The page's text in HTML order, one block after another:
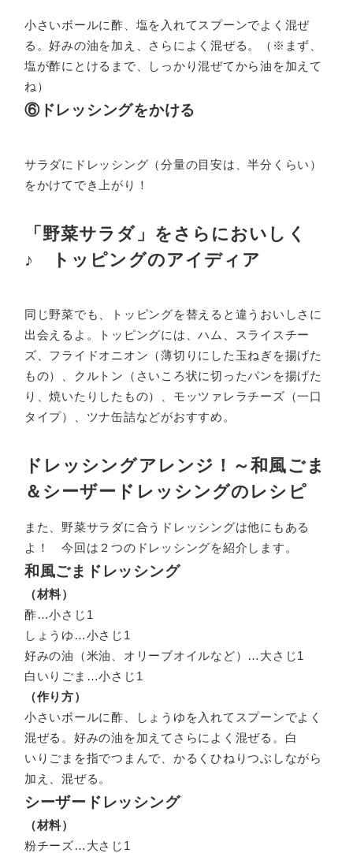
小さいボールに酢、塩を入れてスプーンでよく混ぜ
る。好みの油を加え、さらによく混ぜる。（※まず、
塩が酢にとけるまで、しっかり混ぜてから油を加えて
ね）
⑥ドレッシングをかける
サラダにドレッシング（分量の目安は、半分くらい）
をかけてでき上がり！
「野菜サラダ」をさらにおいしく
♪ トッピングのアイディア
同じ野菜でも、トッピングを替えると違うおいしさに
出会えるよ。トッピングには、ハム、スライスチー
ズ、フライドオニオン（薄切りにした玉ねぎを揚げた
もの）、クルトン（さいころ状に切ったパンを揚げた
り、焼いたりしたもの）、モッツァレラチーズ（一口
タイプ）、ツナ缶詰などがおすすめ。
ドレッシングアレンジ！～和風ごま
＆シーザードレッシングのレシピ
また、野菜サラダに合うドレッシングは他にもある
よ！ 今回は２つのドレッシングを紹介します。
和風ごまドレッシング
（材料）
酢…小さじ1
しょうゆ…小さじ1
好みの油（米油、オリーブオイルなど）…大さじ1
白いりごま…小さじ1
（作り方）
小さいボールに酢、しょうゆを入れてスプーンでよく
混ぜる。好みの油を加えてさらによく混ぜる。白
いりごまを指でつまんで、かるくひねりつぶしながら
加え、混ぜる。
シーザードレッシング
（材料）
粉チーズ…大さじ1